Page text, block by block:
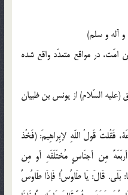
آله و سلم)
امّت، در مواقع متعدّد واقع شده
السّلام) از یونس بن ظبیان
فَقُلتُ قَولُ اللّهِ لإبِراهِیمَ: (فَخُذ
فَصُرهُنَّ…)(40) أکَانَت أربَعَهً مِن أجنَاسٍ مُختَلَفَهِ أو مِن
بَلَی. قَالَ: یَا طَاوُسُ! فَإذَا طَاوُسٌ